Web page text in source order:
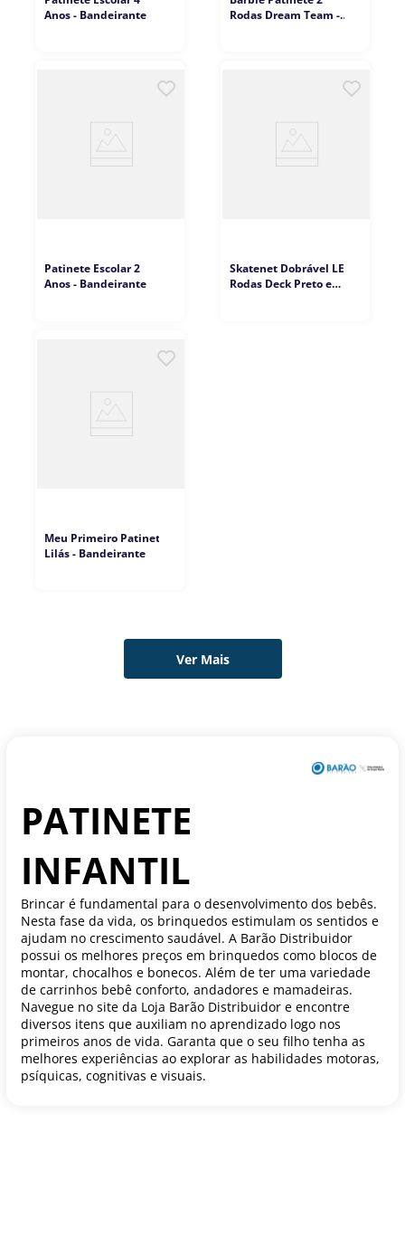
Anos - Bandeirante
Rodas Dream Team -
Patinete Escolar 2
Anos - Bandeirante
Skatenet Dobrável LED
Rodas Deck Preto e
Meu Primeiro Patinete
Lilás - Bandeirante
PATINETE
INFANTIL
Brincar é fundamental para o desenvolvimento dos bebês.
Nesta fase da vida, os brinquedos estimulam os sentidos e
ajudam no crescimento saudável. A Barão Distribuidor
possui os melhores preços em brinquedos como blocos de
montar, chocalhos e bonecos. Além de ter uma variedade
de carrinhos bebê conforto, andadores e mamadeiras.
Navegue no site da Loja Barão Distribuidor e encontre
diversos itens que auxiliam no aprendizado logo nos
primeiros anos de vida. Garanta que o seu filho tenha as
melhores experiências ao explorar as habilidades motoras,
psíquicas, cognitivas e visuais.